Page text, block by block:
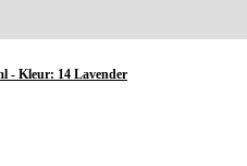
- Kleur: 14 Lavender